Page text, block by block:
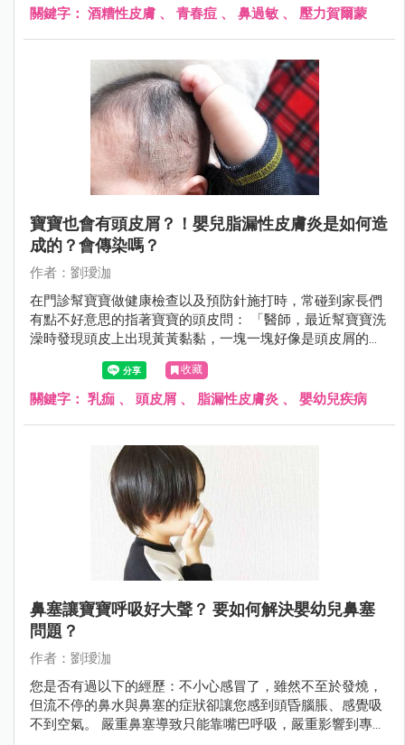
關鍵字： 酒糟性皮膚 、 青春痘 、 鼻過敏 、 壓力賀爾蒙
寶寶也會有頭皮屑？！嬰兒脂漏性皮膚炎是如何造
成的？會傳染嗎？
作者：劉璦泇
在門診幫寶寶做健康檢查以及預防針施打時，常碰到家長們
有點不好意思的指著寶寶的頭皮問： 「醫師，最近幫寶寶洗
澡時發現頭皮上出現黃黃黏黏，一塊一塊好像是頭皮屑的東
西......請問這麼小就有頭皮屑正常嗎？是不是我們在清潔上有
什麼沒注意到的？」
收藏
關鍵字： 乳痂 、 頭皮屑 、 脂漏性皮膚炎 、 嬰幼兒疾病
鼻塞讓寶寶呼吸好大聲？ 要如何解決嬰幼兒鼻塞
問題？
作者：劉璦泇
您是否有過以下的經歷：不小心感冒了，雖然不至於發燒，
但流不停的鼻水與鼻塞的症狀卻讓您感到頭昏腦脹、感覺吸
不到空氣。 嚴重鼻塞導致只能靠嘴巴呼吸，嚴重影響到專注